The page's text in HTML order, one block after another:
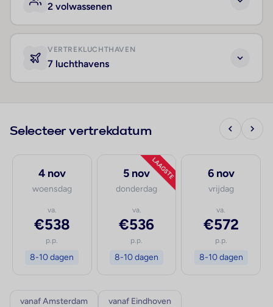
2 volwassenen
VERTREKLUCHTHAVEN
7 luchthavens
Selecteer vertrekdatum
4 nov
woensdag
va.
€538
p.p.
8-10 dagen
LAAGSTE
5 nov
donderdag
va.
€536
p.p.
8-10 dagen
6 nov
vrijdag
va.
€572
p.p.
8-10 dagen
vanaf Amsterdam vanaf Eindhoven